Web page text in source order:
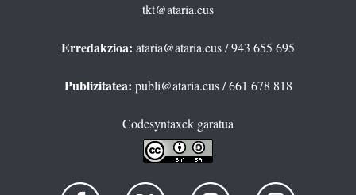
tkt@ataria.eus
Erredakzioa: ataria@ataria.eus/ 943 655 695
Publizitatea: publi@ataria.eus/ 661 678 818
Codesyntaxek garatua